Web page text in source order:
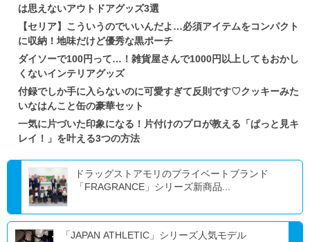
は思えないアウトドアグッズ3選
【セリア】こういうのでいいんだよ…必須アイテムをコンパクト
に収納！地味だけど優秀な黒ポーチ
ダイソーで100円って…！雑貨屋さんで1000円以上してもおかし
くないインテリアグッズ
付録でしか手に入らないのに可愛すぎて反則です♡クッキーみた
いなはんこと缶の豪華セット
一気に片づいた印象になる！片付けのプロが教える「ぱっと見キ
レイ！」を叶える3つの方法
ドラッグストアモリのプライベートブランド
「FRAGRANCE」シリーズ新商品...
「JAPAN ATHLETIC」シリーズ人気モデル